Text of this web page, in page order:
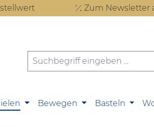
Zum Newsletter
Bewegen Basteln